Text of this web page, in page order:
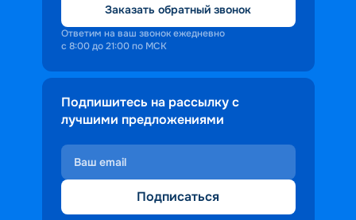
Заказать обратный звонок
Ответим на ваш звонок ежедневно
с 8:00 до 21:00 по МСК
Подпишитесь на рассылку с
лучшими предложениями
Подписаться